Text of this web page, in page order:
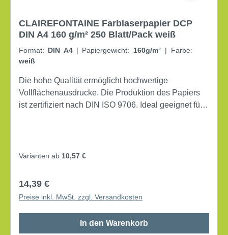
CLAIREFONTAINE Farblaserpapier DCP
DIN A4 160 g/m² 250 Blatt/Pack weiß
Format: DIN A4 | Papiergewicht: 160g/m² |
Farbe:
weiß
Die hohe Qualität ermöglicht hochwertige
Vollflächenausdrucke. Die Produktion des Papiers
ist zertifiziert nach DIN ISO 9706. Ideal geeignet für
recyclebarer Rieseinschlag. DIN A4 elementar
Varianten ab 10,57 €
Regulärer Preis:
14,39 €
Preise inkl. MwSt. zzgl. Versandkosten
In den Warenkorb